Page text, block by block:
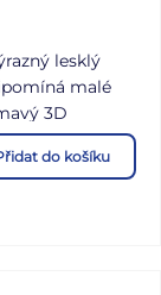
lesklý
malé
3D
s dvoucestným
nezbytností.
do košíku